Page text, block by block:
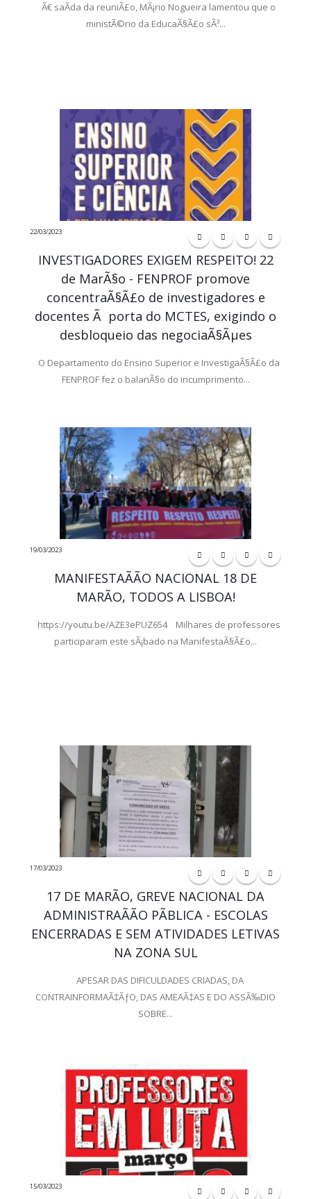
Ã€ saÃ­da da reuniÃ£o, MÃ¡rio Nogueira lamentou que o
ministÃ©rio da EducaÃ§Ã£o sÃ³...
22/03/2023
INVESTIGADORES EXIGEM RESPEITO! 22
de MarÃ§o - FENPROF promove
concentraÃ§Ã£o de investigadores e
docentes Ã porta do MCTES, exigindo o
desbloqueio das negociaÃ§Ãµes
O Departamento do Ensino Superior e InvestigaÃ§Ã£o da
FENPROF fez o balanÃ§o do incumprimento...
19/03/2023
MANIFESTAÃÃO NACIONAL 18 DE
MARÃO, TODOS A LISBOA!
https://youtu.be/AZE3ePUZ654 Milhares de professores
participaram este sÃ¡bado na ManifestaÃ§Ã£o...
17/03/2023
17 DE MARÃO, GREVE NACIONAL DA
ADMINISTRAÃÃO PÃBLICA - ESCOLAS
ENCERRADAS E SEM ATIVIDADES LETIVAS
NA ZONA SUL
APESAR DAS DIFICULDADES CRIADAS, DA
CONTRAINFORMAÃ‡ÃƒO, DAS AMEAÃ‡AS E DO ASSÃ‰DIO
SOBRE...
15/03/2023